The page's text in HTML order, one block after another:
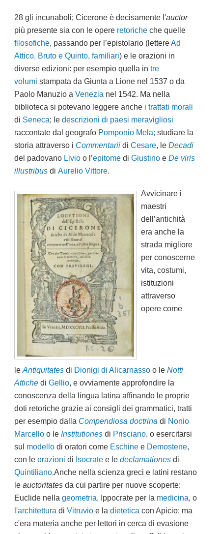
28 gli incunaboli; Cicerone è decisamente l'auctor
più presente sia con le opere retoriche che quelle
filosofiche, passando per l’epistolario (lettereAd
Attico, Bruto e Quinto, familiari) e le orazioni in
diverse edizioni: per esempio quella in tre
volumi stampata da Giunta a Lione nel 1537 o da
Paolo Manuzio a Venezia nel 1542. Ma nella
biblioteca si potevano leggere anche i trattati morali
di Seneca; le descrizioni di paesi meravigliosi
raccontate dal geografo Pomponio Mela; studiare la
storia attraverso i Commentarii di Cesare, le Decadi
del padovano Livio o l’epitome di Giustino e De viris
illustribus di Aurelio Vittore.
Avvicinare i
maestri
dell’antichità
era anche la
strada migliore
per conoscerne
vita, costumi,
istituzioni
attraverso
opere come
le Antiquitates di Dionigi di Alicarnasso o le Notti
Attiche di Gellio, e ovviamente approfondire la
conoscenza della lingua latina affinando le proprie
doti retoriche grazie ai consigli dei grammatici, tratti
per esempio dalla Compendiosa doctrina di Nonio
Marcello o le Institutiones di Prisciano, o esercitarsi
sul modello di oratori come Eschine e Demostene,
con le orazioni di Isocrate e le declamationes di
Quintiliano.Anche nella scienza greci e latini restano
le auctoritates da cui partire per nuove scoperte:
Euclide nella geometria, Ippocrate per la medicina, o
l'architettura di Vitruvio e la dietetica con Apicio; ma
c'era materia anche per lettori in cerca di evasione